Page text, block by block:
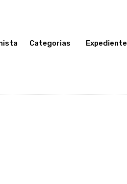
Categorias Expediente